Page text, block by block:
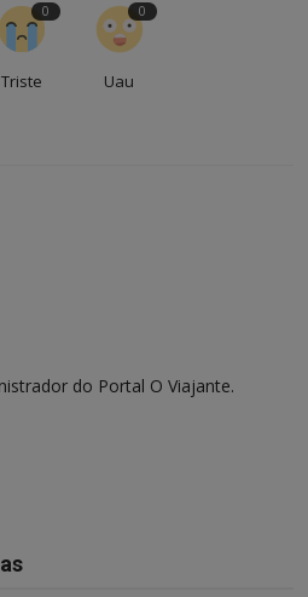
0
Triste
0
Uau
do Portal O Viajante.